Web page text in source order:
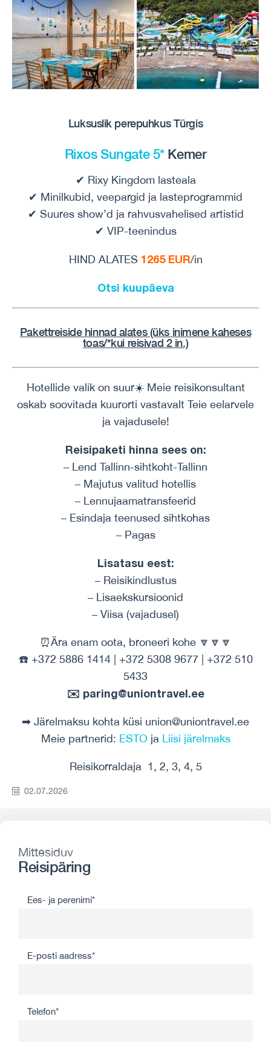
Luksuslik perepuhkus Türgis
Rixos Sungate 5*Kemer
✔ Rixy Kingdom lasteala
✔ Minilkubid, veepargid ja lasteprogrammid
✔ Suures show’d ja rahvusvahelised artistid
✔ VIP-teenindus
HIND ALATES 1265 EUR/in
Otsi kuupäeva
Pakettreiside hinnad alates (üks inimene kaheses
toas/*kui reisivad 2 in.)
Hotellide valik on suur☀️ Meie reisikonsultant
oskab soovitada kuurorti vastavalt Teie eelarvele
ja vajadusele!
Reisipaketi hinna sees on:
– Lend Tallinn-sihtkoht-Tallinn
– Majutus valitud hotellis
– Lennujaamatransfeerid
– Esindaja teenused sihtkohas
– Pagas
Lisatasu eest:
– Reisikindlustus
– Lisaekskursioonid
– Viisa (vajadusel)
⏰Ära enam oota, broneeri kohe 🔽🔽🔽
☎️ +372 5886 1414 | +372 5308 9677 | +372 510
5433
✉️ paring@uniontravel.ee
➡ Järelmaksu kohta küsi union@uniontravel.ee
Meie partnerid: ESTO ja Liisi järelmaks
Reisikorraldaja 1, 2, 3, 4, 5
02.07.2026
Mittesiduv
Reisipäring
Ees- ja perenimi*
E-posti aadress*
Telefon*